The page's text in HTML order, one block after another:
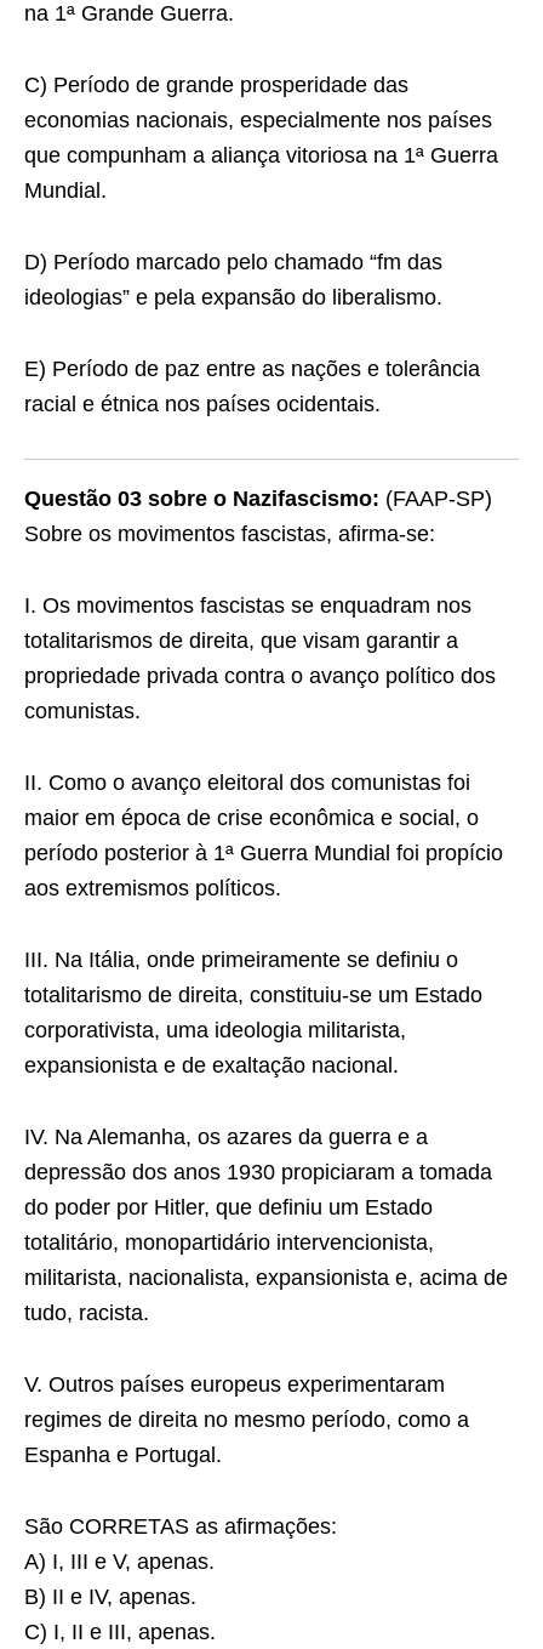
na 1ª Grande Guerra.
C) Período de grande prosperidade das
economias nacionais, especialmente nos países
que compunham a aliança vitoriosa na 1ª Guerra
Mundial.
D) Período marcado pelo chamado “fm das
ideologias” e pela expansão do liberalismo.
E) Período de paz entre as nações e tolerância
racial e étnica nos países ocidentais.
Questão 03 sobre o Nazifascismo: (FAAP-SP)
Sobre os movimentos fascistas, afirma-se:
I. Os movimentos fascistas se enquadram nos
totalitarismos de direita, que visam garantir a
propriedade privada contra o avanço político dos
comunistas.
II. Como o avanço eleitoral dos comunistas foi
maior em época de crise econômica e social, o
período posterior à 1ª Guerra Mundial foi propício
aos extremismos políticos.
III. Na Itália, onde primeiramente se definiu o
totalitarismo de direita, constituiu-se um Estado
corporativista, uma ideologia militarista,
expansionista e de exaltação nacional.
IV. Na Alemanha, os azares da guerra e a
depressão dos anos 1930 propiciaram a tomada
do poder por Hitler, que definiu um Estado
totalitário, monopartidário intervencionista,
militarista, nacionalista, expansionista e, acima de
tudo, racista.
V. Outros países europeus experimentaram
regimes de direita no mesmo período, como a
Espanha e Portugal.
São CORRETAS as afirmações:
A) I, III e V, apenas.
B) II e IV, apenas.
C) I, II e III, apenas.